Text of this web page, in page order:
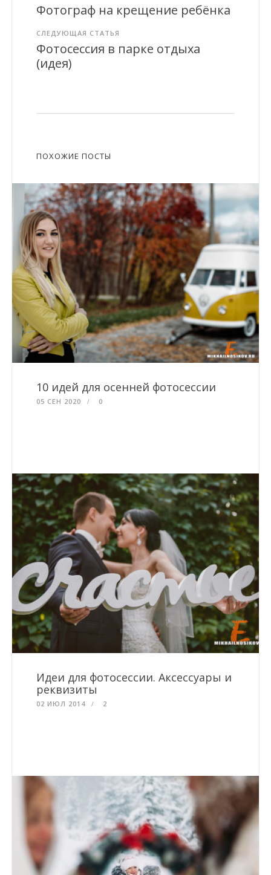
Фотограф на крещение ребёнка
СЛЕДУЮЩАЯ СТАТЬЯ
Фотосессия в парке отдыха
(идея)
ПОХОЖИЕ ПОСТЫ
10 идей для осенней фотосессии
05 СЕН 2020 0
Идеи для фотосессии. Аксессуары и
реквизиты
02 ИЮЛ 2014 2